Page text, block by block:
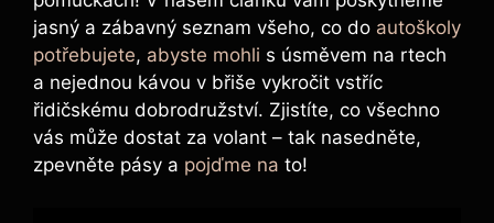
jasný a zábavný seznam všeho, co do autoškoly
potřebujete, abyste mohli s úsměvem na rtech
a nejednou kávou v břiše vykročit vstříc
řidičskému dobrodružství. Zjistíte, co všechno
vás může dostat za volant – tak nasedněte,
zpevněte pásy a pojďme na to!